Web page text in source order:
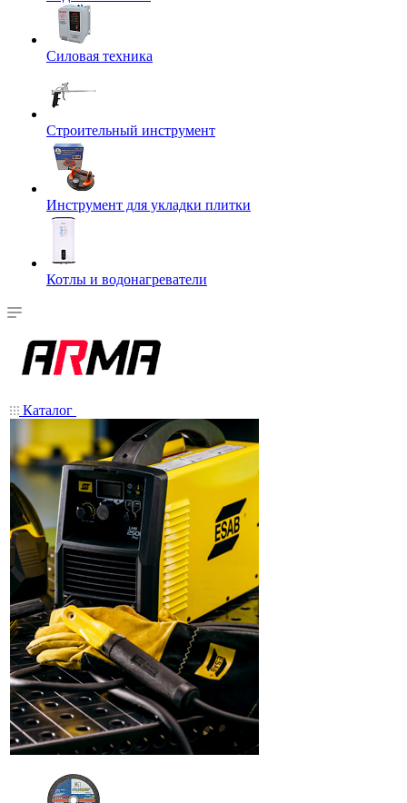
Силовая техника
Строительный инструмент
Инструмент для укладки плитки
Котлы и водонагреватели
Каталог